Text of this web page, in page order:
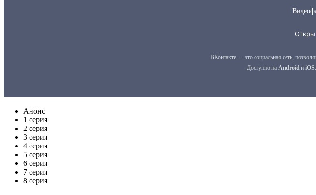
Анонс
1 серия
2 серия
3 серия
4 серия
5 серия
6 серия
7 серия
8 серия